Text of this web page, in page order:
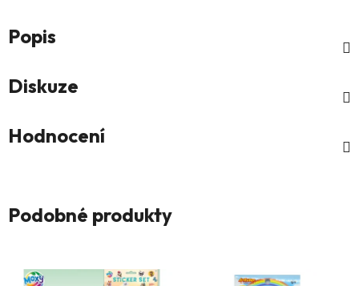
Popis
Diskuze
Hodnocení
Podobné produkty